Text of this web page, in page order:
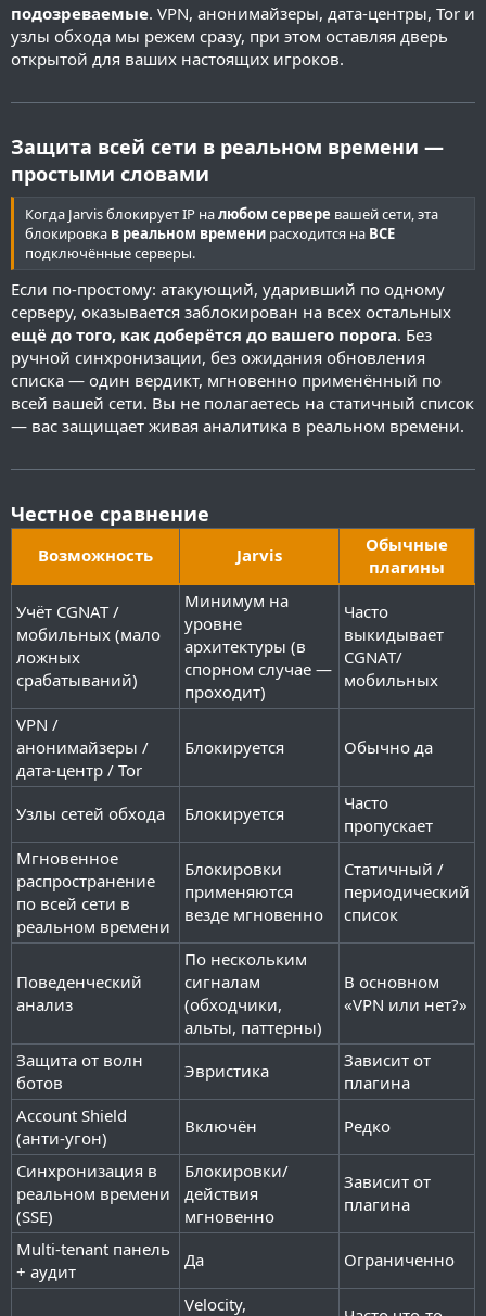
подозреваемые. VPN, анонимайзеры, дата-центры, Tor и
узлы обхода мы режем сразу, при этом оставляя дверь
открытой для ваших настоящих игроков.
Защита всей сети в реальном времени —
простыми словами
Когда Jarvis блокирует IP налюбом сервере вашей сети, эта
блокировка в реальном времени расходится на ВСЕ
подключённые серверы.
Если по-простому: атакующий, ударивший по одному
серверу, оказывается заблокирован на всех остальных
ещё до того, как доберётся до вашего порога. Без
ручной синхронизации, без ожидания обновления
списка — один вердикт, мгновенно применённый по
всей вашей сети. Вы не полагаетесь на статичный список
— вас защищает живая аналитика в реальном времени.
Честное сравнение
Возможность Jarvis
Обычные
плагины
Учёт CGNAT /
мобильных (мало
ложных
срабатываний)
Минимум на
уровне
архитектуры (в
спорном случае —
проходит)
Часто
выкидывает
CGNAT/
мобильных
VPN /
анонимайзеры /
дата-центр / Tor
Блокируется Обычно да
Узлы сетей обхода Блокируется
Часто
пропускает
Мгновенное
распространение
по всей сети в
реальном времени
Блокировки
применяются
везде мгновенно
Статичный /
периодический
список
Поведенческий
анализ
По нескольким
сигналам
(обходчики,
альты, паттерны)
В основном
«VPN или нет?»
Защита от волн
ботов
Эвристика
Зависит от
плагина
Account Shield
(анти-угон)
Включён Редко
Синхронизация в
реальном времени
(SSE)
Блокировки/
действия
мгновенно
Зависит от
плагина
Multi-tenant панель
+ аудит
Да Ограниченно
Velocity,